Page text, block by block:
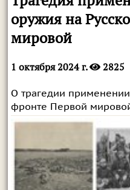
оружия на
мировой
1 октября 2024 г. 2825
О трагедии
фронте Первой